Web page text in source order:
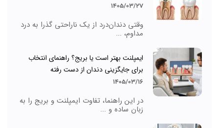
1405/03/27
وقتی دندان‌درد از یک ناراحتی گذرا به درد
مداوم، ...
ایمپلنت بهتر است یا بریج؟ راهنمای انتخاب
برای جایگزینی دندان از دست رفته
1405/03/16
در این راهنما، تفاوت ایمپلنت و بریج را به
زبان ساده و ...